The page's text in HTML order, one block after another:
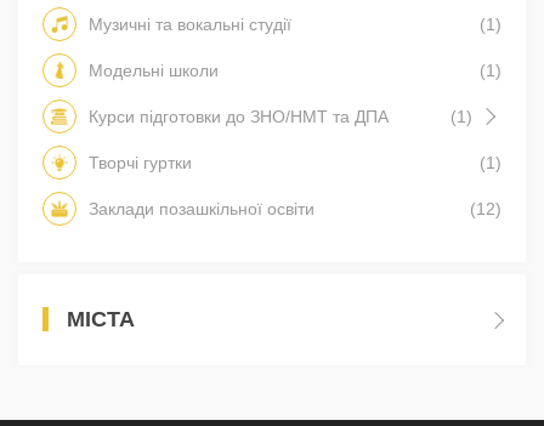
Музичні та вокальні студії (1)
Модельні школи (1)
Курси підготовки до ЗНО/НМТ та ДПА (1)
Творчі гуртки (1)
Заклади позашкільної освіти (12)
МІСТА